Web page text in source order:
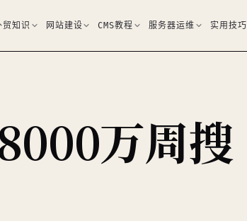
贸知识 网站建设 CMS教程 服务器运维 实用技巧
万周搜